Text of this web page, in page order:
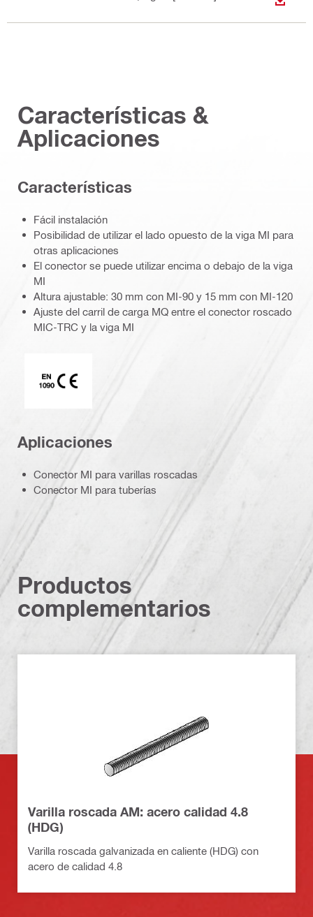
Características &
Aplicaciones
Características
Fácil instalación
Posibilidad de utilizar el lado opuesto de la viga MI para
otras aplicaciones
El conector se puede utilizar encima o debajo de la viga
MI
Altura ajustable: 30 mm con MI-90 y 15 mm con MI-120
Ajuste del carril de carga MQ entre el conector roscado
MIC-TRC y la viga MI
Aplicaciones
Conector MI para varillas roscadas
Conector MI para tuberías
Productos
complementarios
Varilla roscada AM: acero calidad 4.8
(HDG)
Varilla roscada galvanizada en caliente (HDG) con
acero de calidad 4.8